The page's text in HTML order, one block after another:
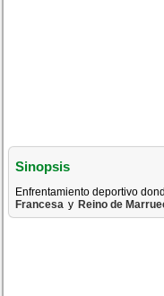
Sinopsis
Enfrentamiento deportivo
Francesa y Reino de